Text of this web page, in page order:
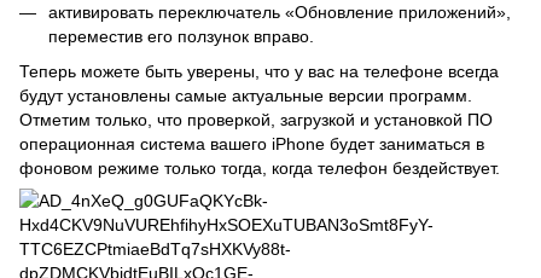
активировать переключатель «Обновление приложений»,
переместив его ползунок вправо.
Теперь можете быть уверены, что у вас на телефоне всегда
будут установлены самые актуальные версии программ.
Отметим только, что проверкой, загрузкой и установкой ПО
операционная система вашего iPhone будет заниматься в
фоновом режиме только тогда, когда телефон бездействует.